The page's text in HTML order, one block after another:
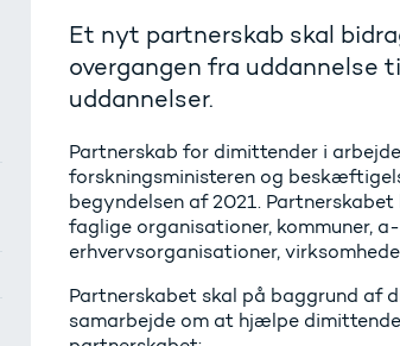
Et nyt partnerskab skal
overgangen fra uddannelse
uddannelser.
Partnerskab for dimittender i
forskningsministeren og
begyndelsen af 2021.
faglige organisationer, kommuner,
erhvervsorganisationer,
Partnerskabet skal på baggrund af
samarbejde om at hjælpe